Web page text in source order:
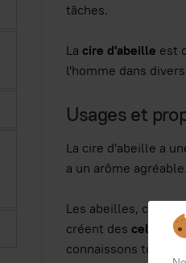
tâches.
La cire d'abeille est
l'homme dans
Usages et
La cire d'abeille a
a un arôme agréable.
Les abeilles,
créent des cellules
connaissons tous.